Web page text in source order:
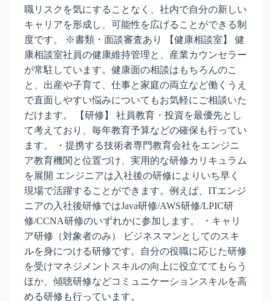
職リスクを気にすることなく、社内で自分の新しい
キャリアを形成し、可能性を広げることができる制
度です。 ※書類・面談審査あり 【健康相談室】 健
康相談室社員の健康維持管理と、産業カウンセラー
が常駐しています。健康面の相談はもちろんのこ
と、出産や子育て、仕事と家庭の両立など働くうえ
で直面しやすい悩みについてもお気軽にご相談いた
だけます。 【研修】 社員教育・投資を最優先とし
て考えており、毎年教育予算などの確保も行ってい
ます。 ・提携する技術者専門教育会社をエンジニ
ア教育機関と位置づけ、実用的な研修カリキュラム
を展開 エンジニアは入社後の研修によりいち早く
現場で活躍することができます。例えば、ITエンジ
ニアの入社後研修ではJava研修/AWS研修/LPIC研
修/CCNA研修のいずれかに参加します。 ・キャリ
ア研修（対象者のみ） ビジネスマンとしてのスキ
ルを身につける研修です。自分の役職に応じた研修
を受けマネジメントスキルの向上に役立ててもらう
ほか、傾聴研修などコミュニケーションスキルを高
める研修も行っています。